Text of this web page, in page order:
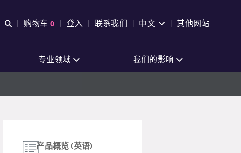
Open Search
购物车 0
查看购物车
登入 联系我们 中文 其他网站
专业领域 我们的影响
产品概览 (英语)